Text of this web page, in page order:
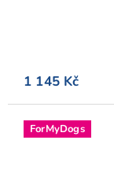
5
1 145 Kč
ForMyDogs